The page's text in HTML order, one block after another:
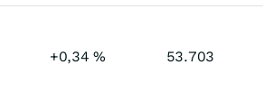
+0,34% 53.703